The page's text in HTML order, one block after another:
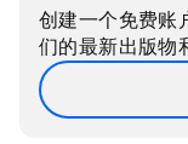
创建一个免费账
们的最新出版物